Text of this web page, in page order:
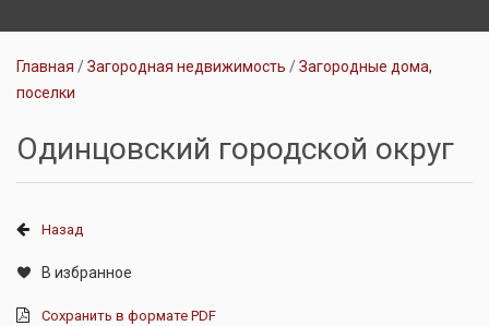
Главная Загородная недвижимость
Загородные дома,
поселки
Одинцовский городской округ
Назад
В избранное
Сохранить в формате PDF